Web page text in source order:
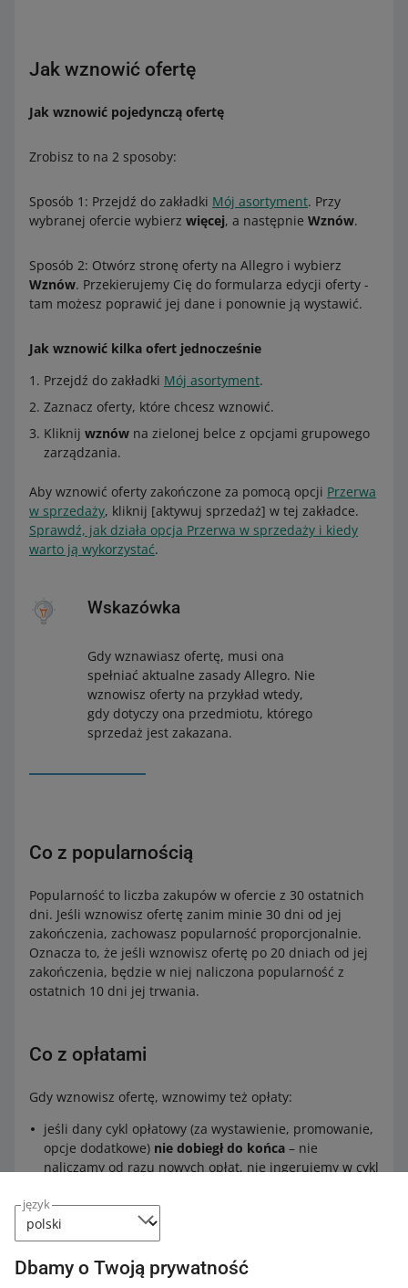
język
Dbamy o Twoją prywatność
Jak wznowić ofertę
Jak wznowić pojedynczą ofertę
Zrobisz to na 2 sposoby:
Sposób 1: Przejdź do zakładki Mój asortyment. Przy
wybranej ofercie wybierz więcej, a następnie Wznów.
Sposób 2: Otwórz stronę oferty na Allegro i wybierz
Wznów. Przekierujemy Cię do formularza edycji oferty -
tam możesz poprawić jej dane i ponownie ją wystawić.
Jak wznowić kilka ofert jednocześnie
Przejdź do zakładki Mój asortyment.
Zaznacz oferty, które chcesz wznowić.
Kliknij wznów na zielonej belce z opcjami grupowego
zarządzania.
Aby wznowić oferty zakończone za pomocą opcji Przerwa
w sprzedaży, kliknij [aktywuj sprzedaż] w tej zakładce.
Sprawdź, jak działa opcja Przerwa w sprzedaży i kiedy
warto ją wykorzystać.
Wskazówka
Gdy wznawiasz ofertę, musi ona
spełniać aktualne zasady Allegro. Nie
wznowisz oferty na przykład wtedy,
gdy dotyczy ona przedmiotu, którego
sprzedaż jest zakazana.
Co z popularnością
Popularność to liczba zakupów w ofercie z 30 ostatnich
dni. Jeśli wznowisz ofertę zanim minie 30 dni od jej
zakończenia, zachowasz popularność proporcjonalnie.
Oznacza to, że jeśli wznowisz ofertę po 20 dniach od jej
zakończenia, będzie w niej naliczona popularność z
ostatnich 10 dni jej trwania.
Co z opłatami
Gdy wznowisz ofertę, wznowimy też opłaty:
jeśli dany cykl opłatowy (za wystawienie, promowanie,
opcje dodatkowe) nie dobiegł do końca – nie
naliczamy od razu nowych opłat, nie ingerujemy w cykl
jeśli cykl opłatowy (za wystawienie, promowanie, opcje
dodatkowe)
dobiegł do końca